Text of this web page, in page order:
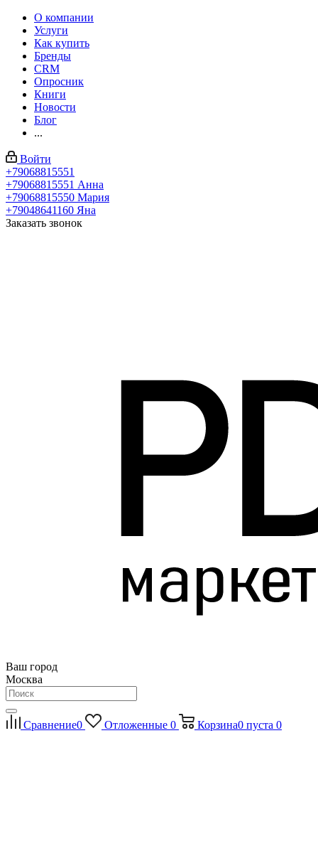
О компании
Услуги
Как купить
Бренды
CRM
Опросник
Книги
Новости
Блог
...
Войти
+79068815551
+79068815551 Анна
+79068815550 Мария
+79048641160 Яна
Заказать звонок
Ваш город
Москва
Сравнение0 Отложенные 0 Корзина0 пуста 0